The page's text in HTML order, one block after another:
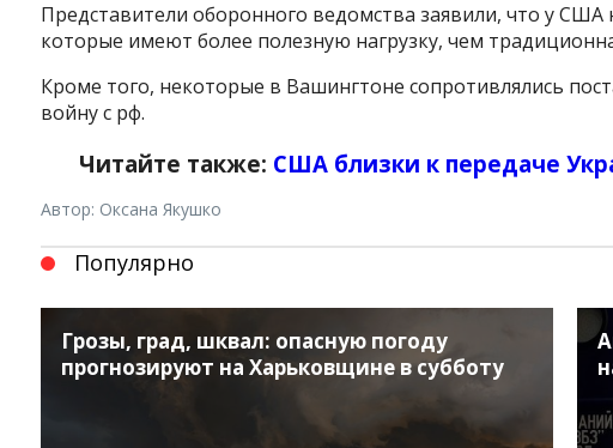
Представители оборонного ведомства заявили, что у США
которые имеют более полезную нагрузку, чем
Кроме того, некоторые в Вашингтоне сопротивлялись
войну с рф.
Читайте также: США близки к передаче
Автор: Оксана Якушко
Популярно
Грозы, град, шквал: опасную погоду
прогнозируют на Харьковщине в субботу